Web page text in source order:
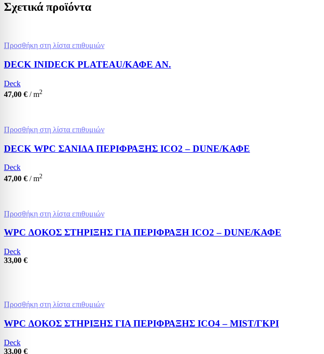
Σχετικά προϊόντα
Προσθήκη στη λίστα επιθυμιών
DECK INIDECK PLATEAU/ΚΑΦΕ ΑΝ.
Deck
47,00 € / m2
Προσθήκη στη λίστα επιθυμιών
DECK WPC ΣΑΝΙΔΑ ΠΕΡΙΦΡΑΞΗΣ ICO2 – DUNE/ΚΑΦΕ
Deck
47,00 € / m2
Προσθήκη στη λίστα επιθυμιών
WPC ΔΟΚΟΣ ΣΤΗΡΙΞΗΣ ΓΙΑ ΠΕΡΙΦΡΑΞΗ ICO2 – DUNE/ΚΑΦΕ
Deck
33,00 €
Προσθήκη στη λίστα επιθυμιών
WPC ΔΟΚΟΣ ΣΤΗΡΙΞΗΣ ΓΙΑ ΠΕΡΙΦΡΑΞΗΣ ICO4 – MIST/ΓΚΡΙ
Deck
33,00 €